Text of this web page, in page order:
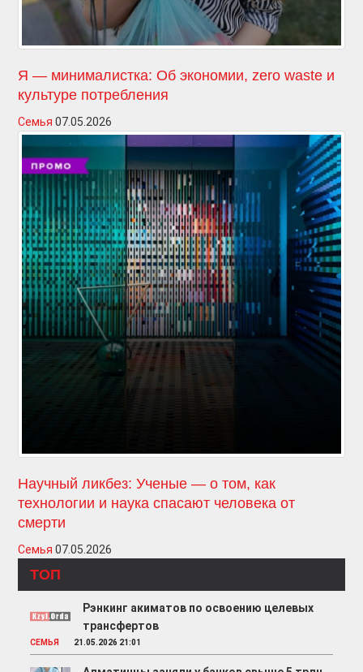
Я — минималистка: Об экономии, zero waste и
культуре потребления
Семья 07.05.2026
Научный ликбез: Ученые — о том, как
технологии и наука спасают человека от
смерти
Семья 07.05.2026
ТОП
Рэнкинг акиматов по освоению целевых
трансфертов
СЕМЬЯ 21.05.2026 21:01